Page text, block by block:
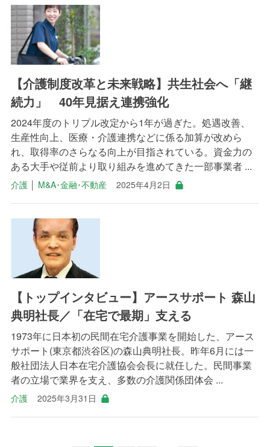
【介護制度改革と未来戦略】共生社会へ「継
続力」 40年見据え連携強化
2024年度のトリプル改定から1年が過ぎた。処遇改善、
生産性向上、医療・介護連携などに係る加算が改めら
れ、取得率のさらなる向上が目指されている。資金力の
ある大手や従前より取り組みを進めてきた一部事業者 ...
介護│ M&A･金融･不動産 2025年4月2日
【トップインタビュー】アースサポート 森山
典明社長／「在宅で最期」支える
1973年に日本初の民間在宅介護事業を開始した、アース
サポート(東京都渋谷区)の森山典明社長。昨年6月には一
般社団法人日本在宅介護協会会長に就任した。民間事業
者の立場で業界を支え、多数の介護関係団体会 ...
介護 2025年3月31日